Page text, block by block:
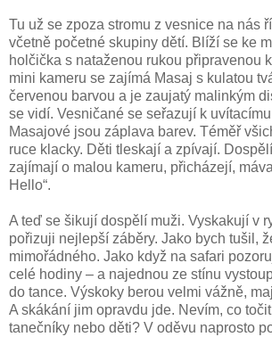
Tu už se zpoza stromu z vesnice na nás
včetně početné skupiny dětí. Blíží se ke
holčička s nataženou rukou připravenou
mini kameru se zajímá Masaj s kulatou
červenou barvou a je zaujatý malinkým
se vidí. Vesničané se seřazují k
Masajové jsou záplava barev. Téměř
ruce klacky. Děti tleskají a zpívají.
zajímají o malou kameru, přicházejí,
Hello“.
A teď se šikují dospělí muži. Vyskakují v
pořizuji nejlepší záběry. Jako bych tušil,
mimořádného. Jako když na safari
celé hodiny – a najednou ze stínu
do tance. Výskoky berou velmi vážně,
A skákání jim opravdu jde. Nevím, co
tanečníky nebo děti? V oděvu naprosto